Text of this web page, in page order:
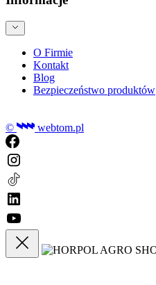
O Firmie
Kontakt
Blog
Bezpieczeństwo produktów
© webtom.pl